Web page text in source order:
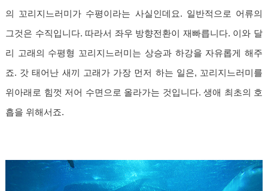
의 꼬리지느러미가 수평이라는 사실인데요. 일반적으로 어류의
그것은 수직입니다. 따라서 좌우 방향전환이 재빠릅니다. 이와 달
리 고래의 수평형 꼬리지느러미는 상승과 하강을 자유롭게 해주
죠. 갓 태어난 새끼 고래가 가장 먼저 하는 일은, 꼬리지느러미를
위아래로 힘껏 저어 수면으로 올라가는 것입니다. 생애 최초의 호
흡을 위해서죠.